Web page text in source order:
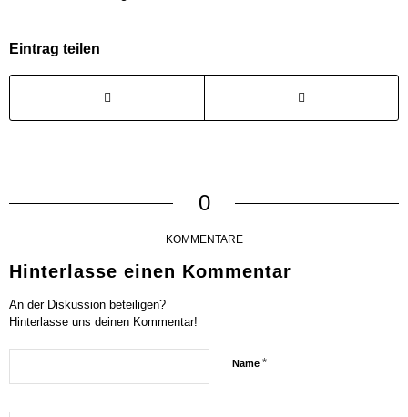
Eintrag teilen
0
KOMMENTARE
Hinterlasse einen Kommentar
An der Diskussion beteiligen?
Hinterlasse uns deinen Kommentar!
Name *